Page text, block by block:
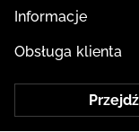
Informacje
Obsługa klienta